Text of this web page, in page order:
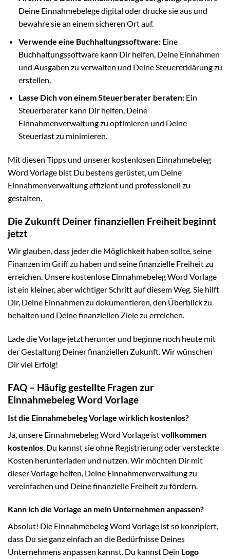
Deine Einnahmebelege digital oder drucke sie aus und
bewahre sie an einem sicheren Ort auf.
Verwende eine Buchhaltungssoftware:Eine
Buchhaltungssoftware kann Dir helfen, Deine Einnahmen
und Ausgaben zu verwalten und Deine Steuererklärung zu
erstellen.
Lasse Dich von einem Steuerberater beraten:Ein
Steuerberater kann Dir helfen, Deine
Einnahmenverwaltung zu optimieren und Deine
Steuerlast zu minimieren.
Mit diesen Tipps und unserer kostenlosen Einnahmebeleg
Word Vorlage bist Du bestens gerüstet, um Deine
Einnahmenverwaltung effizient und professionell zu
gestalten.
Die Zukunft Deiner finanziellen Freiheit beginnt
jetzt
Wir glauben, dass jeder die Möglichkeit haben sollte, seine
Finanzen im Griff zu haben und seine finanzielle Freiheit zu
erreichen. Unsere kostenlose Einnahmebeleg Word Vorlage
ist ein kleiner, aber wichtiger Schritt auf diesem Weg. Sie hilft
Dir, Deine Einnahmen zu dokumentieren, den Überblick zu
behalten und Deine finanziellen Ziele zu erreichen.
Lade die Vorlage jetzt herunter und beginne noch heute mit
der Gestaltung Deiner finanziellen Zukunft. Wir wünschen
Dir viel Erfolg!
FAQ – Häufig gestellte Fragen zur
Einnahmebeleg Word Vorlage
Ist die Einnahmebeleg Vorlage wirklich kostenlos?
Ja, unsere Einnahmebeleg Word Vorlage istvollkommen
kostenlos . Du kannst sie ohne Registrierung oder versteckte
Kosten herunterladen und nutzen. Wir möchten Dir mit
dieser Vorlage helfen, Deine Einnahmenverwaltung zu
vereinfachen und Deine finanzielle Freiheit zu fördern.
Kann ich die Vorlage an mein Unternehmen anpassen?
Absolut! Die Einnahmebeleg Word Vorlage ist so konzipiert,
dass Du sie ganz einfach an die Bedürfnisse Deines
Unternehmens anpassen kannst. Du kannst Dein Logo